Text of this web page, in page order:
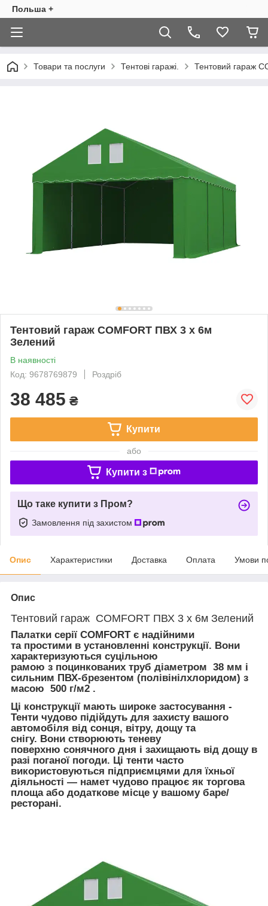
Польша +
Товари та послуги Тентові гаражі. Тентовий гараж
Тентовий гараж COMFORT ПВХ 3 x 6м
Зелений
В наявності
Код: 9678769879
Роздріб
38 485 ₴
Купити
або
Купити з
Що таке купити з Пром?
Замовлення під захистом
Опис Характеристики Доставка Оплата Умови
Опис
Тентовий гараж COMFORT ПВХ 3 x 6м Зелений
Палатки серії COMFORT є надійними
та простими в установленні конструкції. Вони
характеризуються суцільною
рамою з поцинкованих труб діаметром 38 мм і
сильним ПВХ-брезентом (полівінілхлоридом) з
масою 500 г/м2 .
Ці конструкції мають широке застосування -
Тенти чудово підійдуть для захисту вашого
автомобіля від сонця, вітру, дощу та
снігу. Вони створюють теневу
поверхню сонячного дня і захищають від дощу в
разі поганої погоди. Ці тенти часто
використовуються підприємцями для їхньої
діяльності — намет чудово працює як торгова
площа або додаткове місце у вашому баре/
ресторані.